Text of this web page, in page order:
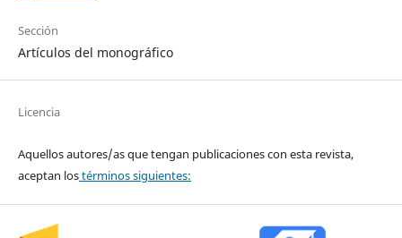
Sección
Artículos del monográfico
Licencia
Aquellos autores/as que tengan publicaciones con esta revista,
aceptan lostérminos siguientes: